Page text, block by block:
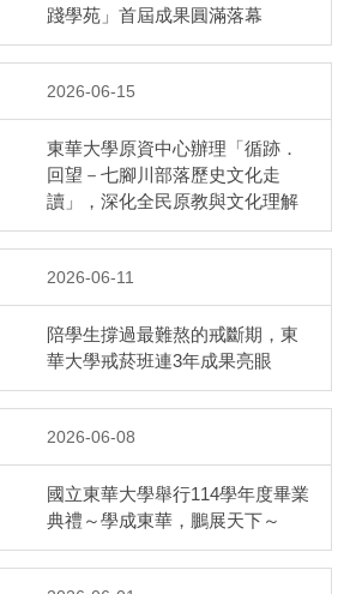
踐學苑」首屆成果圓滿落幕
2026-06-15
東華大學原資中心辦理「循跡．
回望－七腳川部落歷史文化走
讀」，深化全民原教與文化理解
2026-06-11
陪學生撐過最難熬的戒斷期，東
華大學戒菸班連3年成果亮眼
2026-06-08
國立東華大學舉行114學年度畢業
典禮～學成東華，鵬展天下～